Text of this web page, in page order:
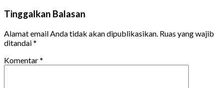
Tinggalkan Balasan
Alamat email Anda tidak akan dipublikasikan. Ruas yang wajib
ditandai*
Komentar*